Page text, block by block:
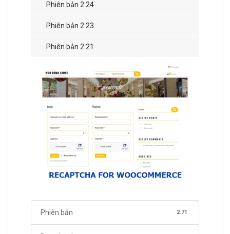
Phiên bản 2.24
Phiên bản 2.23
Phiên bản 2.21
Phiên bản 2.71